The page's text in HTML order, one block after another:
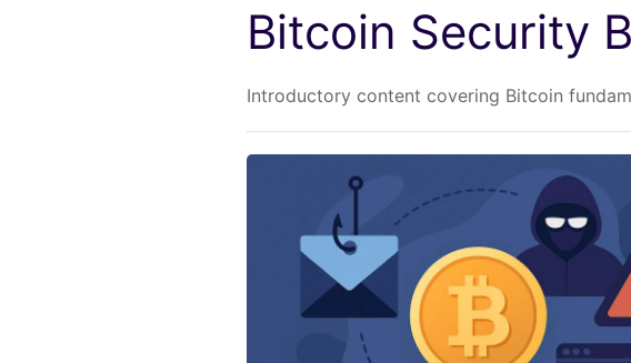
Bitcoin Security
Introductory content covering Bitcoin